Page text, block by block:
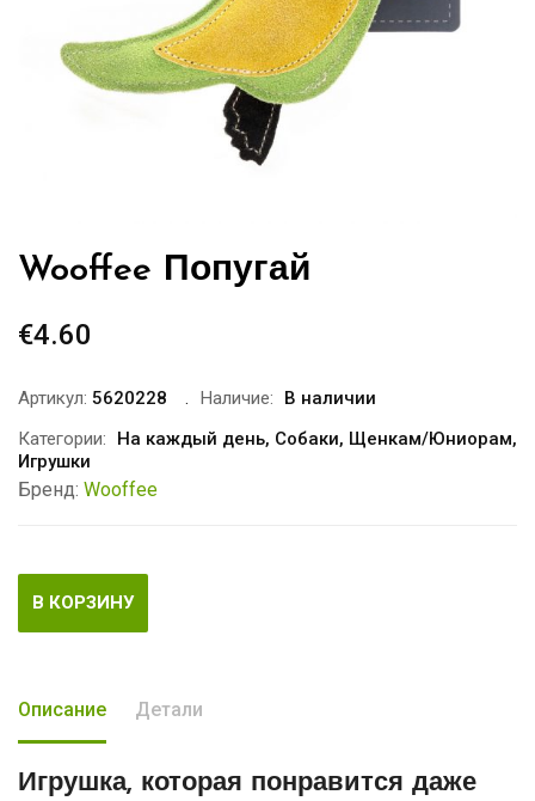
Wooffee Попугай
€4.60
Артикул: 5620228 Наличие:
В наличии
Категории:
На каждый день, Собаки, Щенкам/Юниорам,
Игрушки
Бренд: Wooffee
В КОРЗИНУ
Описание Детали
Игрушка, которая понравится даже